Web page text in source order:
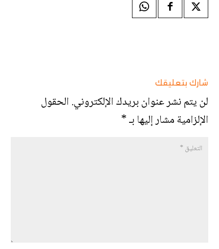
شارك بتعليقك
لن يتم نشر عنوان بريدك الإلكتروني.الحقول
الإلزامية مشار إليها بـ*